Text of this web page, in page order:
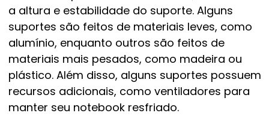
a altura e estabilidade do suporte. Alguns
suportes são feitos de materiais leves, como
alumínio, enquanto outros são feitos de
materiais mais pesados, como madeira ou
plástico. Além disso, alguns suportes possuem
recursos adicionais, como ventiladores para
manter seu notebook resfriado.